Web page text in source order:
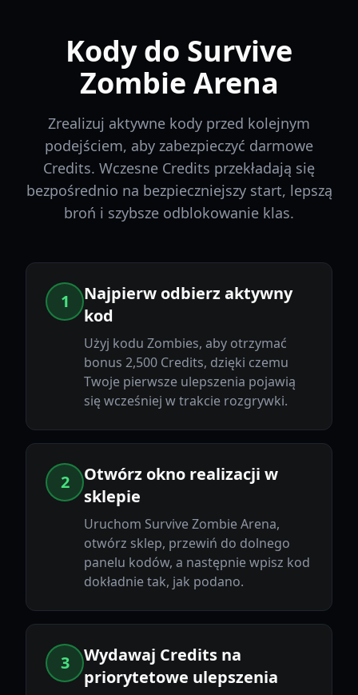
Kody do Survive
Zombie Arena
Zrealizuj aktywne kody przed kolejnym
podejściem, aby zabezpieczyć darmowe
Credits. Wczesne Credits przekładają się
bezpośrednio na bezpieczniejszy start, lepszą
broń i szybsze odblokowanie klas.
1
Najpierw odbierz aktywny
kod
Użyj kodu Zombies, aby otrzymać
bonus 2,500 Credits, dzięki czemu
Twoje pierwsze ulepszenia pojawią
się wcześniej w trakcie rozgrywki.
2
Otwórz okno realizacji w
sklepie
Uruchom Survive Zombie Arena,
otwórz sklep, przewiń do dolnego
panelu kodów, a następnie wpisz kod
dokładnie tak, jak podano.
3
Wydawaj Credits na
priorytetowe ulepszenia